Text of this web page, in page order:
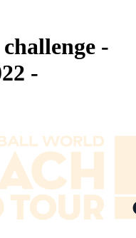
-
-